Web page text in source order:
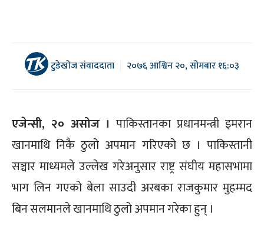
टुडेखोज संवाददाता २०७६ आश्विन २०, सोमबार १६:०३
एजेन्सी, २० असोज । पाकिस्तानका प्रधानमन्त्री इमरान
खानमाथि निकै ठुलो अपमान गरिएको छ । पाकिस्तानी
सञ्चार माध्यमले उल्लेख गरेअनुसार राष्ट्र संघीय महासभामा
भाग लिन गएको बेला साउदी अरबका राजकुमार मुहम्मद
बिन सलमानले खानमाथि ठुलो अपमान गरेका हुन् ।